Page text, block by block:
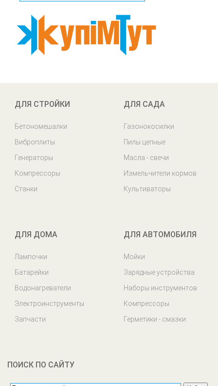
ДЛЯ СТРОЙКИ
Бетономешалки
Виброплиты
Генераторы
Компрессоры
Станки
ДЛЯ САДА
Газонокосилки
Пилы цепные
Масла - свечи
Измельчители кормов
Культиваторы
ДЛЯ ДОМА
Лампочки
Батарейки
Водонагреватели
Электроинструменты
Запчасти
ДЛЯ АВТОМОБИЛЯ
Мойки
Зарядные устройства
Наборы инструментов
Компрессоры
Герметики - смазки
ПОИСК ПО САЙТУ